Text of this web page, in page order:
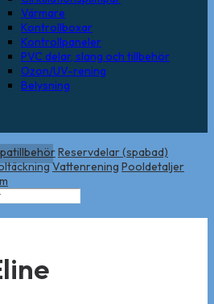
Värmare
Kontrollboxar
Kontrollpaneler
PVC delar, slang och tillbehör
Ozon/UV-rening
Belysning
Reservdelar (spabad)
Vattenrening Pooldetaljer